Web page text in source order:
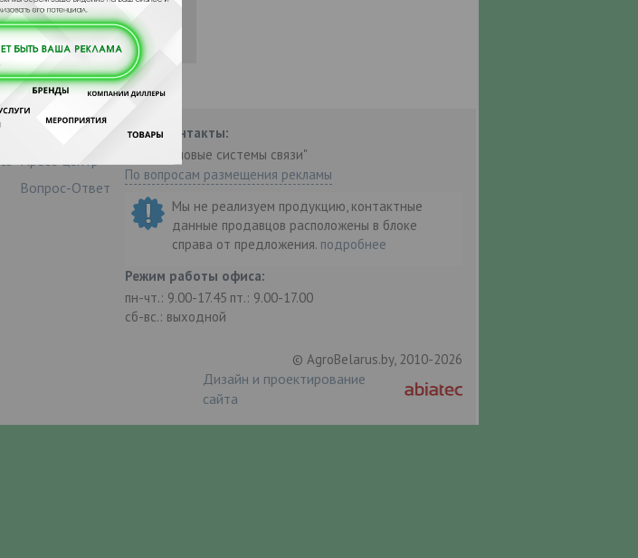
или
Пресс-центр
Вопрос-Ответ
Наши контакты:
ООО "Деловые системы связи"
По вопросам размещения рекламы
Мы не реализуем продукцию, контактные
данные продавцов расположены в блоке
справа от предложения. подробнее
Режим работы офиса:
пн-чт.: 9.00-17.45 пт.: 9.00-17.00
сб-вс.: выходной
© AgroBelarus.by, 2010-2026
Дизайн и проектирование
сайта